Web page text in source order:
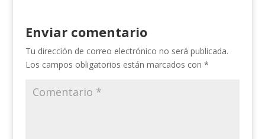
Enviar comentario
Tu dirección de correo electrónico no será publicada.
Los campos obligatorios están marcados con *